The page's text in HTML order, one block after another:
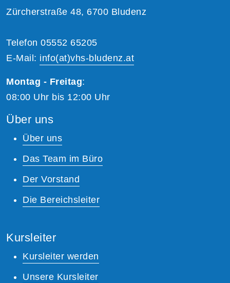
Zürcherstraße 48, 6700 Bludenz
Telefon 05552 65205
E-Mail: info(at)vhs-bludenz.at
Montag - Freitag:
08:00 Uhr bis 12:00 Uhr
Über uns
Über uns
Das Team im Büro
Der Vorstand
Die Bereichsleiter
Kursleiter
Kursleiter werden
Unsere Kursleiter